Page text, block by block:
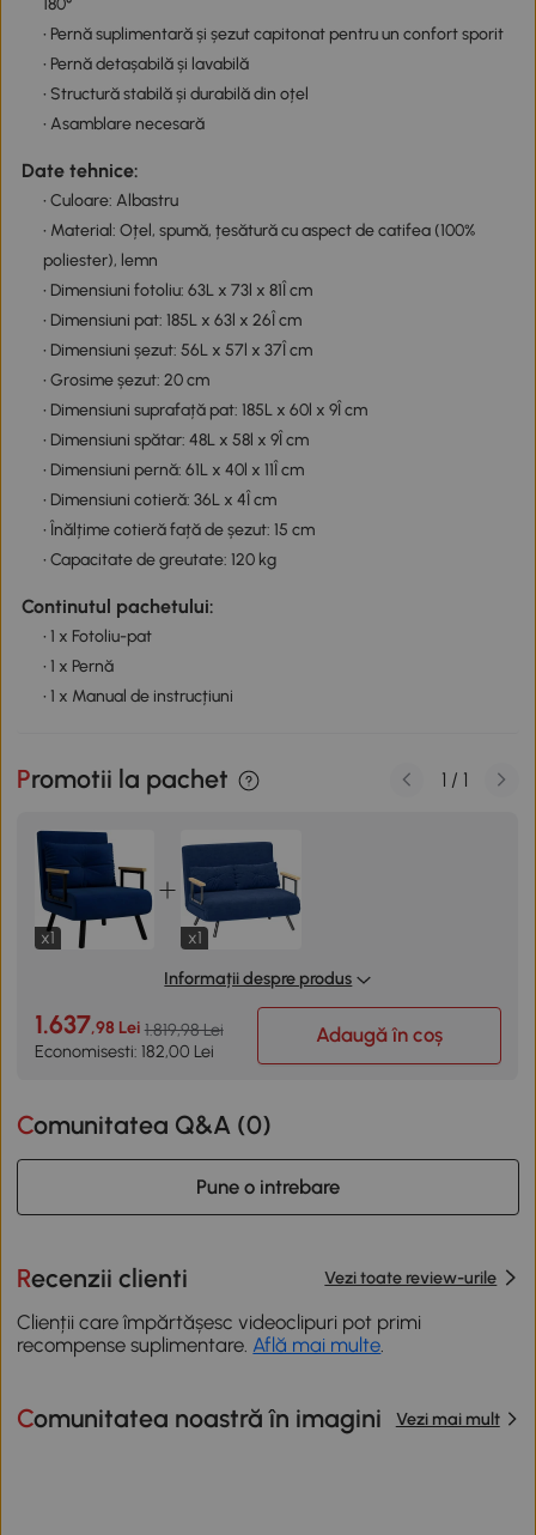
• Pernă suplimentară și șezut capitonat pentru un confort sporit
• Pernă detașabilă și lavabilă
• Structură stabilă și durabilă din oțel
• Asamblare necesară
Date tehnice:
• Culoare: Albastru
• Material: Oțel, spumă, țesătură cu aspect de catifea (100%
poliester), lemn
• Dimensiuni fotoliu: 63L x 73l x 81Î cm
• Dimensiuni pat: 185L x 63l x 26Î cm
• Dimensiuni șezut: 56L x 57l x 37Î cm
• Grosime șezut: 20 cm
• Dimensiuni suprafață pat: 185L x 60l x 9Î cm
• Dimensiuni spătar: 48L x 58l x 9Î cm
• Dimensiuni pernă: 61L x 40l x 11Î cm
• Dimensiuni cotieră: 36L x 4Î cm
• Înălțime cotieră față de șezut: 15 cm
• Capacitate de greutate: 120 kg
Continutul pachetului:
• 1 x Fotoliu-pat
• 1 x Pernă
• 1 x Manual de instrucțiuni
Promotii la pachet
x1
x1
Informații despre produs
1.637,98 Lei 1.819,98 Lei
Economisesti: 182,00 Lei
Adaugă în coș
1 / 1
Comunitatea Q&A (0)
Pune o intrebare
Recenzii clienti Vezi toate review-urile
Clienții care împărtășesc videoclipuri pot primi
recompense suplimentare. Află mai multe
Comunitatea noastră în imagini Vezi mai mult